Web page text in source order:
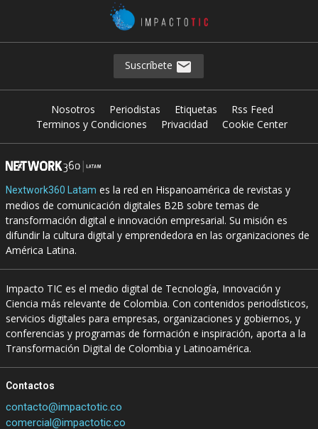
Suscríbete
Nosotros Periodistas Etiquetas
Rss Feed
Terminos y Condiciones
Privacidad Cookie Center
Nextwork360 Latam es la red en Hispanoamérica de revistas y
medios de comunicación digitales B2B sobre temas de
transformación digital e innovación empresarial. Su misión es
difundir la cultura digital y emprendedora en las organizaciones de
América Latina.
Impacto TIC es el medio digital de Tecnología, Innovación y
Ciencia más relevante de Colombia. Con contenidos periodísticos,
servicios digitales para empresas, organizaciones y gobiernos, y
conferencias y programas de formación e inspiración, aporta a la
Transformación Digital de Colombia y Latinoamérica.
Contactos
contacto@impactotic.co
comercial@impactotic.co